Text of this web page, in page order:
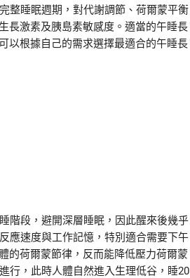
整睡眠週期，對代謝調節、荷爾蒙平衡
長激素及胰島素敏感度。適當的午睡長
以根據自己的需求選擇最適合的午睡長
階段，避開深層睡眠，因此醒來後幾乎
應速度與工作記憶，特別適合需要下午
的荷爾蒙節律，反而能降低壓力荷爾蒙
行，此時人體自然進入生理低谷，睡20